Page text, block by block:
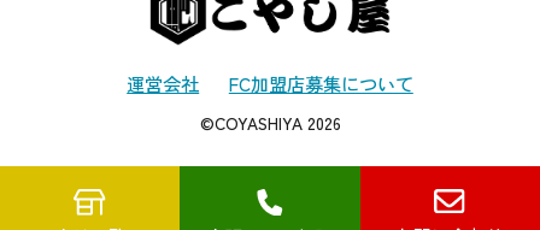
運営会社 FC加盟店募集について
©COYASHIYA 2026